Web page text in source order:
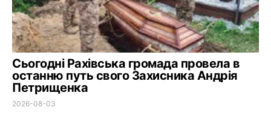
Сьогодні Рахівська громада провела в
останню путь свого Захисника Андрія
Петрищенка
2026-08-03